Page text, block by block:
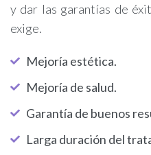
y dar las garantías de
exige.
Mejoría estética.
Mejoría de salud.
Garantía de buenos
Larga duración del